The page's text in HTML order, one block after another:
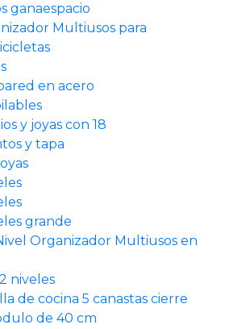
ganaespacio
Multiusos para
en acero
y joyas con 18
y tapa
grande
Organizador Multiusos en
niveles
de cocina 5 canastas cierre
de 40 cm